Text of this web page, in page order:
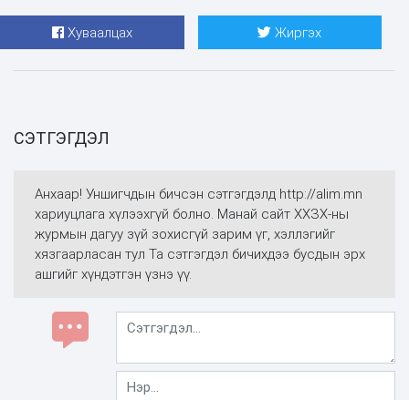
Хуваалцах Жиргэх
СЭТГЭГДЭЛ
Анхаар! Уншигчдын бичсэн сэтгэгдэлд http://alim.mn
хариуцлага хүлээхгүй болно. Манай сайт ХХЗХ-ны
журмын дагуу зүй зохисгүй зарим үг, хэллэгийг
хязгаарласан тул Та сэтгэгдэл бичихдээ бусдын эрх
ашгийг хүндэтгэн үзнэ үү.